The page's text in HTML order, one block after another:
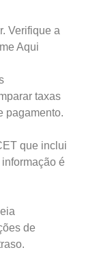
Verifique a
Aqui
taxas
pagamento.
que inclui
é
de